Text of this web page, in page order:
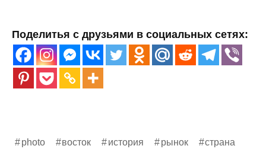
Поделитья с друзьями в социальных сетях:
photo восток история рынок
страна